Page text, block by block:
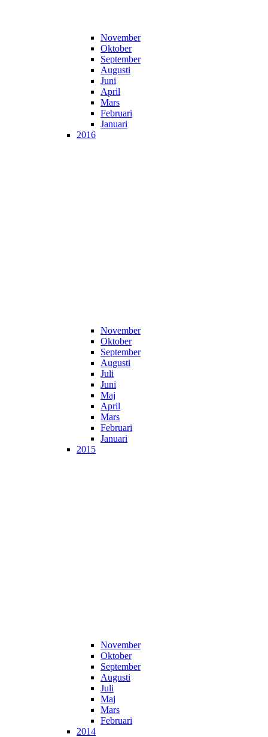
November
Oktober
September
Augusti
Juni
April
Mars
Februari
Januari
2016
November
Oktober
September
Augusti
Juli
Juni
Maj
April
Mars
Februari
Januari
2015
November
Oktober
September
Augusti
Juli
Maj
Mars
Februari
2014